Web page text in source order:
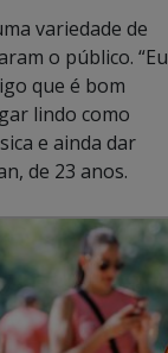
variedade de
o público. “Eu
que é bom
lindo como
e ainda dar
de 23 anos.